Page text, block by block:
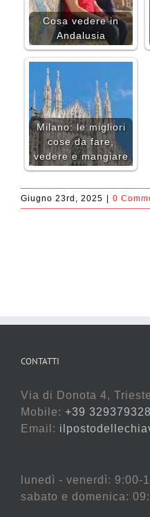
Cosa vedere in
Andalusia
Milano: le migliori
cose da fare,
vedere e mangiare
Giugno 23rd, 2025 0
CONTATTI
Via di Donota 4, Trieste
Mobile: +39
Email:
lunedì - venerdì: 9:00-
sabato e domenica: